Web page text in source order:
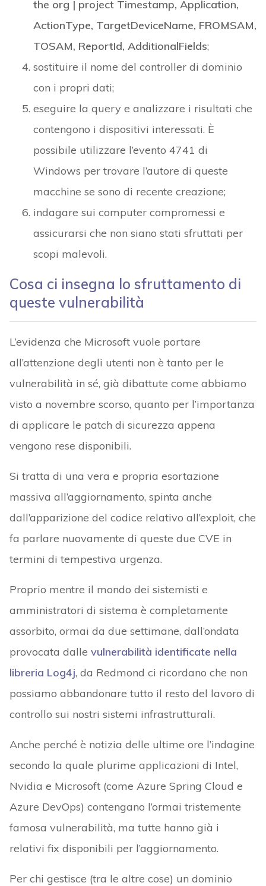
the org | project Timestamp, Application,
ActionType, TargetDeviceName, FROMSAM,
TOSAM, ReportId, AdditionalFields;
sostituire il nome del controller di dominio
con i propri dati;
eseguire la query e analizzare i risultati che
contengono i dispositivi interessati. È
possibile utilizzare l’evento 4741 di
Windows per trovare l’autore di queste
macchine se sono di recente creazione;
indagare sui computer compromessi e
assicurarsi che non siano stati sfruttati per
scopi malevoli.
Cosa ci insegna lo sfruttamento di
queste vulnerabilità
L’evidenza che Microsoft vuole portare
all’attenzione degli utenti non è tanto per le
vulnerabilità in sé, già dibattute come abbiamo
visto a novembre scorso, quanto per l’importanza
di applicare le patch di sicurezza appena
vengono rese disponibili.
Si tratta di una vera e propria esortazione
massiva all’aggiornamento, spinta anche
dall’apparizione del codice relativo all’exploit, che
fa parlare nuovamente di queste due CVE in
termini di tempestiva urgenza.
Proprio mentre il mondo dei sistemisti e
amministratori di sistema è completamente
assorbito, ormai da due settimane, dall’ondata
provocata dalle vulnerabilità identificate nella
libreria Log4j, da Redmond ci ricordano che non
possiamo abbandonare tutto il resto del lavoro di
controllo sui nostri sistemi infrastrutturali.
Anche perché è notizia delle ultime ore l’indagine
secondo la quale plurime applicazioni di Intel,
Nvidia e Microsoft (come Azure Spring Cloud e
Azure DevOps) contengano l’ormai tristemente
famosa vulnerabilità, ma tutte hanno già i
relativi fix disponibili per l’aggiornamento.
Per chi gestisce (tra le altre cose) un dominio